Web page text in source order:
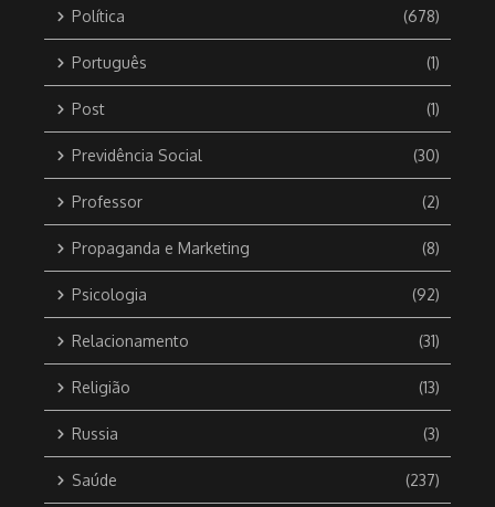
Política (678)
Português (1)
Post (1)
Previdência Social (30)
Professor (2)
Propaganda e Marketing (8)
Psicologia (92)
Relacionamento (31)
Religião (13)
Russia (3)
Saúde (237)